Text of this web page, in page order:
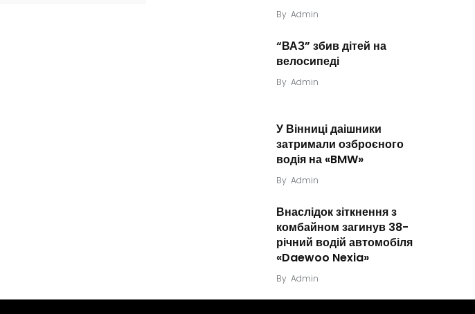
By Admin
“ВАЗ” збив дітей на
велосипеді
By Admin
У Вінниці даішники
затримали озброєного
водія на «BMW»
By Admin
Внаслідок зіткнення з
комбайном загинув 38-
річний водій автомобіля
«Daewoo Nexia»
By Admin